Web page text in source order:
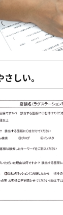
しい。